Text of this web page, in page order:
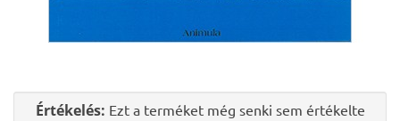
Értékelés: Ezt a terméket még senki sem értékelte